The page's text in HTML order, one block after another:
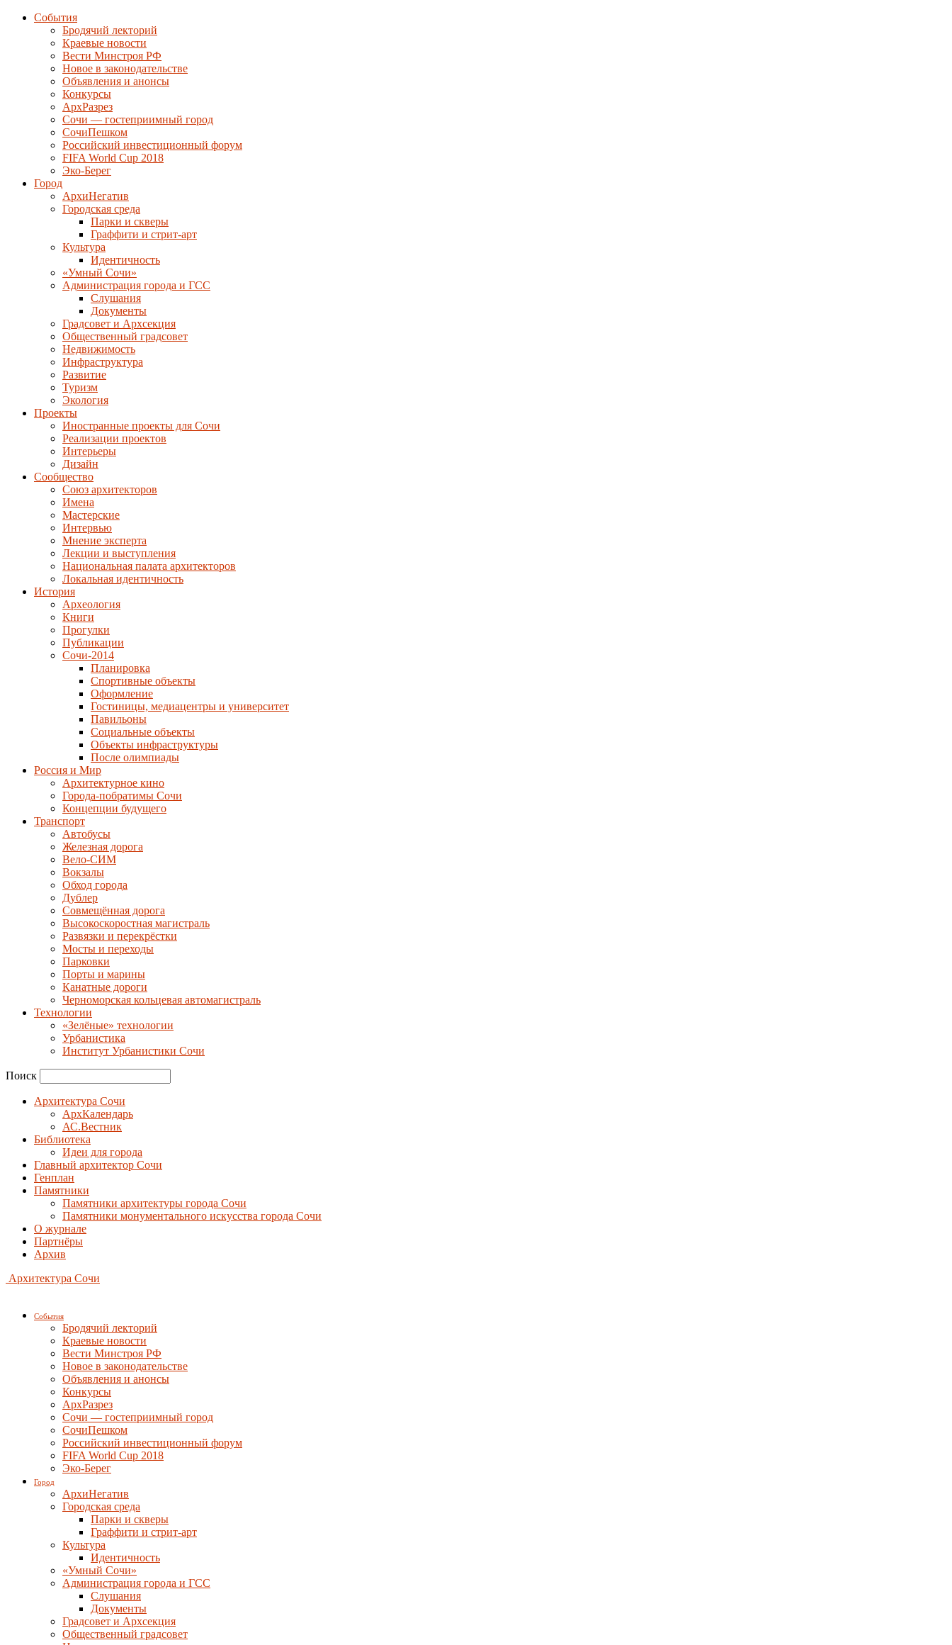
События
Бродячий лекторий
Краевые новости
Вести Минстроя РФ
Новое в законодательстве
Объявления и анонсы
Конкурсы
АрхРазрез
Сочи — гостеприимный город
СочиПешком
Российский инвестиционный форум
FIFA World Cup 2018
Эко-Берег
Город
АрхиНегатив
Городская среда
Парки и скверы
Граффити и стрит-арт
Культура
Идентичность
«Умный Сочи»
Администрация города и ГСС
Слушания
Документы
Градсовет и Архсекция
Общественный градсовет
Недвижимость
Инфраструктура
Развитие
Туризм
Экология
Проекты
Иностранные проекты для Сочи
Реализации проектов
Интерьеры
Дизайн
Сообщество
Союз архитекторов
Имена
Мастерские
Интервью
Мнение эксперта
Лекции и выступления
Национальная палата архитекторов
Локальная идентичность
История
Археология
Книги
Прогулки
Публикации
Сочи-2014
Планировка
Спортивные объекты
Оформление
Гостиницы, медиацентры и университет
Павильоны
Социальные объекты
Объекты инфраструктуры
После олимпиады
Россия и Мир
Архитектурное кино
Города-побратимы Сочи
Концепции будущего
Транспорт
Автобусы
Железная дорога
Вело-СИМ
Вокзалы
Обход города
Дублер
Совмещённая дорога
Высокоскоростная магистраль
Развязки и перекрёстки
Мосты и переходы
Парковки
Порты и марины
Канатные дороги
Черноморская кольцевая автомагистраль
Технологии
«Зелёные» технологии
Урбанистика
Институт Урбанистики Сочи
Поиск
Архитектура Сочи
АрхКалендарь
АС.Вестник
Библиотека
Идеи для города
Главный архитектор Сочи
Генплан
Памятники
Памятники архитектуры города Сочи
Памятники монументального искусства города Сочи
О журнале
Партнёры
Архив
Архитектура Сочи
События
Бродячий лекторий
Краевые новости
Вести Минстроя РФ
Новое в законодательстве
Объявления и анонсы
Конкурсы
АрхРазрез
Сочи — гостеприимный город
СочиПешком
Российский инвестиционный форум
FIFA World Cup 2018
Эко-Берег
Город
АрхиНегатив
Городская среда
Парки и скверы
Граффити и стрит-арт
Культура
Идентичность
«Умный Сочи»
Администрация города и ГСС
Слушания
Документы
Градсовет и Архсекция
Общественный градсовет